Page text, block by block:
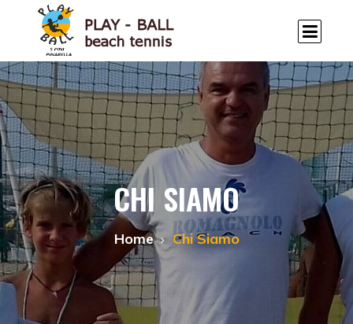
CHI SIAMO
Home Chi Siamo